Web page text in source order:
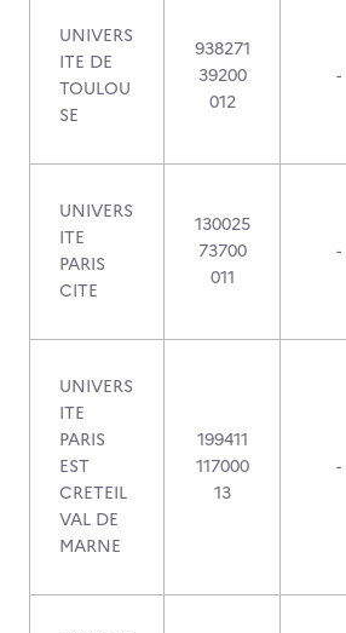
UNIVERS
ITE DE
TOULOU
SE
938271
39200
012
-
UNIVERS
ITE
PARIS
CITE
130025
73700
011
-
UNIVERS
ITE
PARIS
EST
CRETEIL
VAL DE
MARNE
199411
117000
13
-